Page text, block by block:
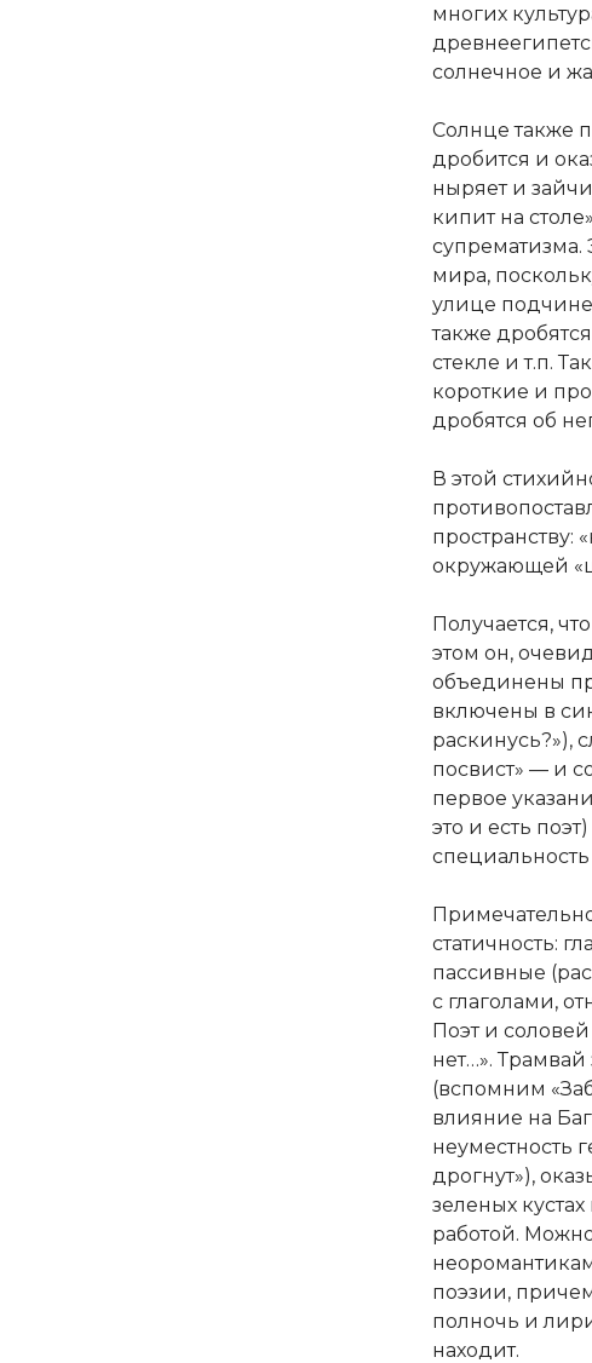
многих
солнечное и
Солнце также
дробится и
ныряет и
кипит на
супрематизма.
мира,
улице
также
стекле и т.п.
короткие и
дробятся об
В этой
пространству:
окружающей
Получается,
этом он,
объединены
включены в
раскинусь?»),
посвист» — и
первое
это и есть
статичность:
пассивные
с глаголами,
Поэт и
нет…».
(вспомним
влияние на
неуместность
дрогнут»),
зеленых
работой.
поэзии,
полночь и
находит.